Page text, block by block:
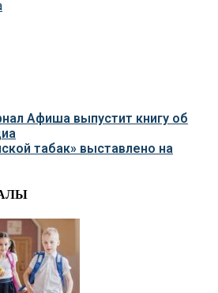
Афиша выпустит книгу об
табак» выставлено на